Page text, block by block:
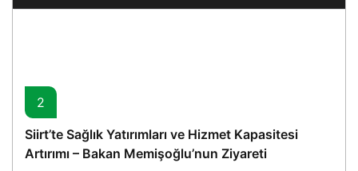
2
Siirt’te Sağlık Yatırımları ve Hizmet Kapasitesi
Artırımı – Bakan Memişoğlu’nun Ziyareti